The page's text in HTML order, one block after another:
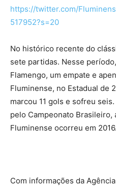
https://twitter.com/
517952?s=20
No histórico recente do
sete partidas. Nesse
Flamengo, um empate e
Fluminense, no Estadual de
marcou 11 gols e sofreu
pelo Campeonato Brasileiro,
Fluminense ocorreu em 2016.
Com informações da